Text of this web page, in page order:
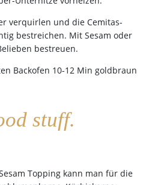
verquirlen und die Cemitas-
bestreichen. Mit Sesam oder
bestreuen.
Backofen 10-12 Min goldbraun
stuff.
Topping kann man für die